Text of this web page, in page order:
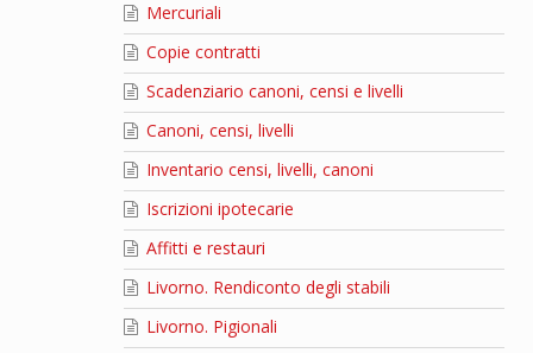
Mercuriali
Copie contratti
Scadenziario canoni, censi e livelli
Canoni, censi, livelli
Inventario censi, livelli, canoni
Iscrizioni ipotecarie
Affitti e restauri
Livorno. Rendiconto degli stabili
Livorno. Pigionali